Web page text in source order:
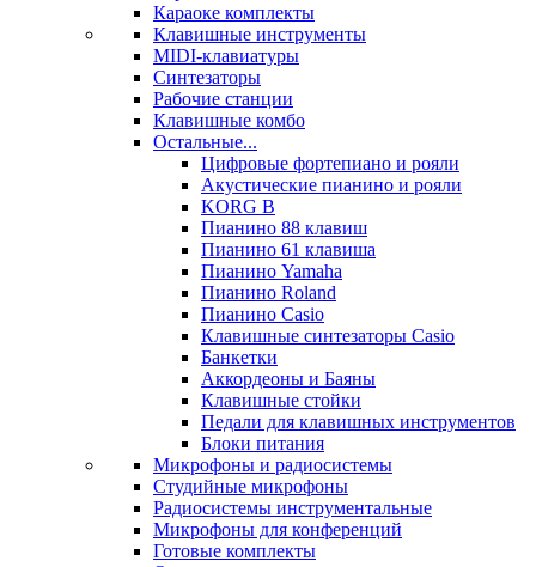
Караоке комплекты
Клавишные инструменты
MIDI-клавиатуры
Синтезаторы
Рабочие станции
Клавишные комбо
Остальные...
Цифровые фортепиано и рояли
Акустические пианино и рояли
KORG B
Пианино 88 клавиш
Пианино 61 клавиша
Пианино Yamaha
Пианино Roland
Пианино Casio
Клавишные синтезаторы Casio
Банкетки
Аккордеоны и Баяны
Клавишные стойки
Педали для клавишных инструментов
Блоки питания
Микрофоны и радиосистемы
Студийные микрофоны
Радиосистемы инструментальные
Микрофоны для конференций
Готовые комплекты